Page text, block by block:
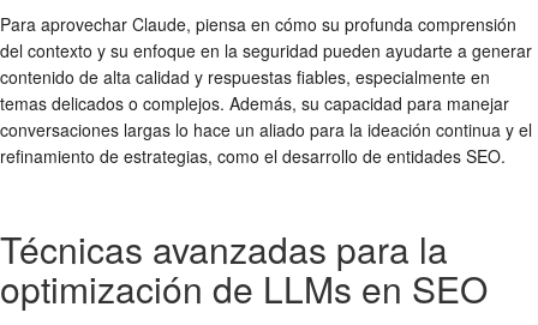
Para aprovechar Claude, piensa en cómo su profunda comprensión
del contexto y su enfoque en la seguridad pueden ayudarte a generar
contenido de alta calidad y respuestas fiables, especialmente en
temas delicados o complejos. Además, su capacidad para manejar
conversaciones largas lo hace un aliado para la ideación continua y el
refinamiento de estrategias, como el desarrollo de entidades SEO.
Técnicas avanzadas para la
optimización de LLMs en SEO